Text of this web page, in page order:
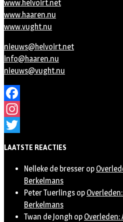
www.helvoirt.net
www.haaren.nu
www.vught.nu
nieuws@helvoirt.net
info@haaren.nu
nieuws@vught.nu
Facebook
Instagram
LAATSTE REACTIES
Nelleke de bresser op
Berkelmans
Peter Tuerlings op
Berkelmans
Twan de Jongh op Overleden: